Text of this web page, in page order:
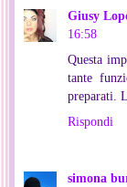
Giusy
16:58
Questa
tante
preparati.
Rispondi
simona